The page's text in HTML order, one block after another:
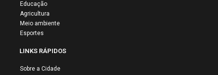
Educação
Agricultura
Meio ambiente
Esportes
LINKS RÁPIDOS
Sobre a Cidade